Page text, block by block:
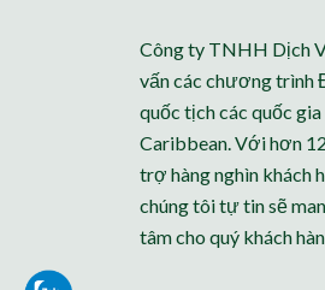
Công ty TNHH Dịch
vấn các chương trình
quốc tịch các quốc gia
Caribbean. Với hơn
trợ hàng nghìn khách
chúng tôi tự tin sẽ
tâm cho quý khách